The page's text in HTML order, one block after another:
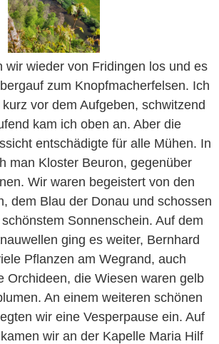
wir wieder von Fridingen los und es
zum Knopfmacherfelsen. Ich
vor dem Aufgeben, schwitzend
kam ich oben an. Aber die
entschädigte für alle Mühen. In
man Kloster Beuron, gegenüber
Wir waren begeistert von den
dem Blau der Donau und schossen
Sonnenschein. Auf dem
ging es weiter, Bernhard
Pflanzen am Wegrand, auch
Orchideen, die Wiesen waren gelb
An einem weiteren schönen
wir eine Vesperpause ein. Auf
wir an der Kapelle Maria Hilf